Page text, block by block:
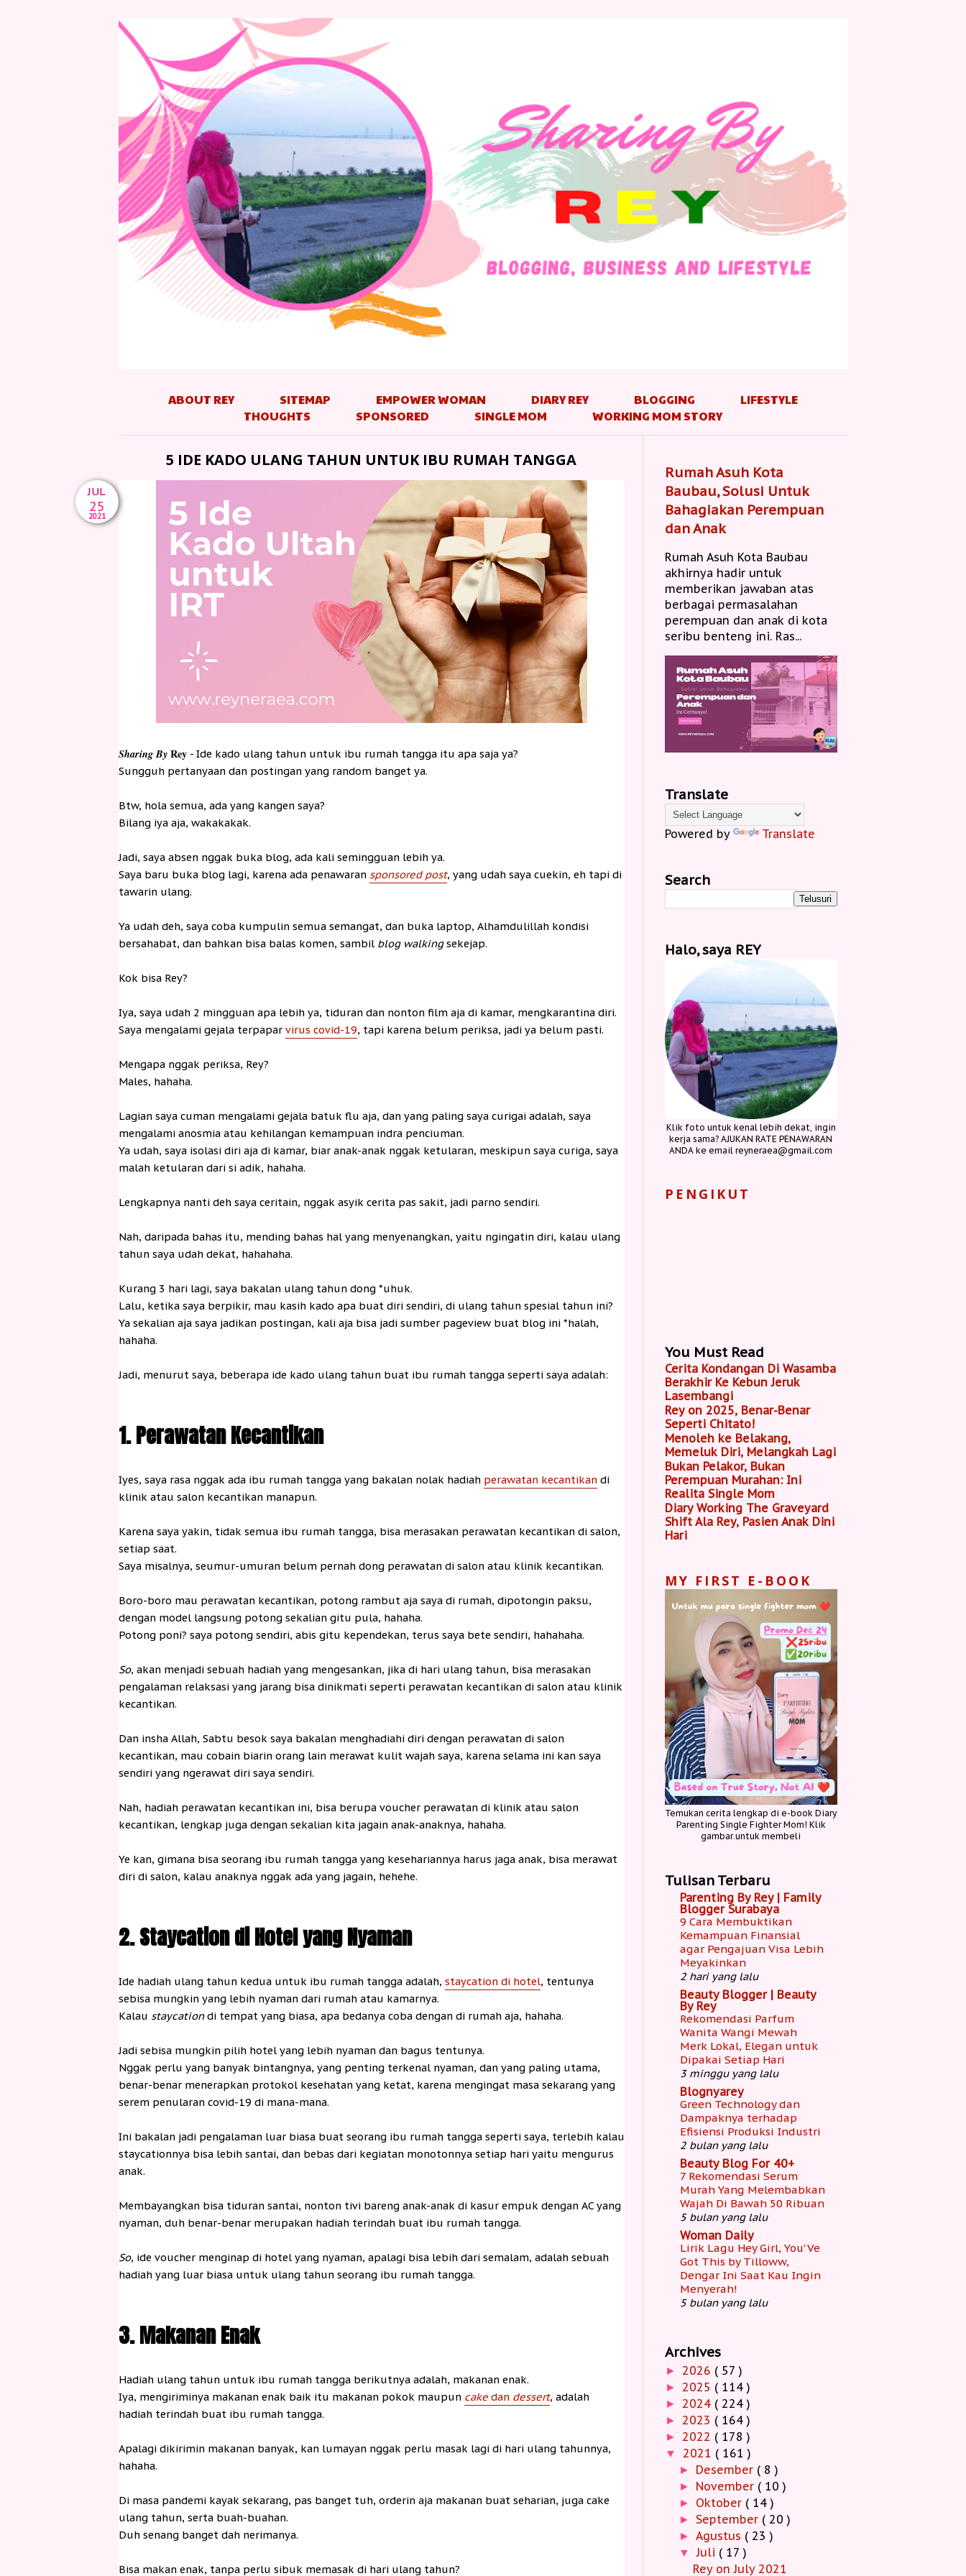
ABOUT REY SITEMAP EMPOWER WOMAN DIARY REY BLOGGING
LIFESTYLE
THOUGHTS
SPONSORED SINGLE MOM WORKING MOM STORY
5 IDE KADO ULANG TAHUN UNTUK IBU RUMAH TANGGA
JUL
25
2021
Sharing ByRey- Ide kado ulang tahun untuk ibu rumah tangga itu apa saja ya?
Sungguh pertanyaan dan postingan yang random banget ya.
Btw, hola semua, ada yang kangen saya?
Bilang iya aja, wakakakak.
Jadi, saya absen nggak buka blog, ada kali semingguan lebih ya.
Saya baru buka blog lagi, karena ada penawaran sponsored post, yang udah saya cuekin, eh tapi di
tawarin ulang.
Ya udah deh, saya coba kumpulin semua semangat, dan buka laptop, Alhamdulillah kondisi
bersahabat, dan bahkan bisa balas komen, sambil blog walkingsekejap.
Kok bisa Rey?
Iya, saya udah 2 mingguan apa lebih ya, tiduran dan nonton film aja di kamar, mengkarantina diri.
Saya mengalami gejala terpapar virus covid-19, tapi karena belum periksa, jadi ya belum pasti.
Mengapa nggak periksa, Rey?
Males, hahaha.
Lagian saya cuman mengalami gejala batuk flu aja, dan yang paling saya curigai adalah, saya
mengalami anosmia atau kehilangan kemampuan indra penciuman.
Ya udah, saya isolasi diri aja di kamar, biar anak-anak nggak ketularan, meskipun saya curiga, saya
malah ketularan dari si adik, hahaha.
Lengkapnya nanti deh saya ceritain, nggak asyik cerita pas sakit, jadi parno sendiri.
Nah, daripada bahas itu, mending bahas hal yang menyenangkan, yaitu ngingatin diri, kalau ulang
tahun saya udah dekat, hahahaha.
Kurang 3 hari lagi, saya bakalan ulang tahun dong *uhuk.
Lalu, ketika saya berpikir, mau kasih kado apa buat diri sendiri, di ulang tahun spesial tahun ini?
Ya sekalian aja saya jadikan postingan, kali aja bisa jadi sumber pageview buat blog ini *halah,
hahaha.
Jadi, menurut saya, beberapa ide kado ulang tahun buat ibu rumah tangga seperti saya adalah:
1. Perawatan Kecantikan
Iyes, saya rasa nggak ada ibu rumah tangga yang bakalan nolak hadiah perawatan kecantikandi
klinik atau salon kecantikan manapun.
Karena saya yakin, tidak semua ibu rumah tangga, bisa merasakan perawatan kecantikan di salon,
setiap saat.
Saya misalnya, seumur-umuran belum pernah dong perawatan di salon atau klinik kecantikan.
Boro-boro mau perawatan kecantikan, potong rambut aja saya di rumah, dipotongin paksu,
dengan model langsung potong sekalian gitu pula, hahaha.
Potong poni? saya potong sendiri, abis gitu kependekan, terus saya bete sendiri, hahahaha.
So, akan menjadi sebuah hadiah yang mengesankan, jika di hari ulang tahun, bisa merasakan
pengalaman relaksasi yang jarang bisa dinikmati seperti perawatan kecantikan di salon atau klinik
kecantikan.
Dan insha Allah, Sabtu besok saya bakalan menghadiahi diri dengan perawatan di salon
kecantikan, mau cobain biarin orang lain merawat kulit wajah saya, karena selama ini kan saya
sendiri yang ngerawat diri saya sendiri.
Nah, hadiah perawatan kecantikan ini, bisa berupa voucher perawatan di klinik atau salon
kecantikan, lengkap juga dengan sekalian kita jagain anak-anaknya, hahaha.
Ye kan, gimana bisa seorang ibu rumah tangga yang kesehariannya harus jaga anak, bisa merawat
diri di salon, kalau anaknya nggak ada yang jagain, hehehe.
2. Staycation di Hotel yang Nyaman
Ide hadiah ulang tahun kedua untuk ibu rumah tangga adalah, staycation di hotel, tentunya
sebisa mungkin yang lebih nyaman dari rumah atau kamarnya.
Kalau staycationdi tempat yang biasa, apa bedanya coba dengan di rumah aja, hahaha.
Jadi sebisa mungkin pilih hotel yang lebih nyaman dan bagus tentunya.
Nggak perlu yang banyak bintangnya, yang penting terkenal nyaman, dan yang paling utama,
benar-benar menerapkan protokol kesehatan yang ketat, karena mengingat masa sekarang yang
serem penularan covid-19 di mana-mana.
Ini bakalan jadi pengalaman luar biasa buat seorang ibu rumah tangga seperti saya, terlebih kalau
staycationnya bisa lebih santai, dan bebas dari kegiatan monotonnya setiap hari yaitu mengurus
anak.
Membayangkan bisa tiduran santai, nonton tivi bareng anak-anak di kasur empuk dengan AC yang
nyaman, duh benar-benar merupakan hadiah terindah buat ibu rumah tangga.
So, ide voucher menginap di hotel yang nyaman, apalagi bisa lebih dari semalam, adalah sebuah
hadiah yang luar biasa untuk ulang tahun seorang ibu rumah tangga.
3. Makanan Enak
Hadiah ulang tahun untuk ibu rumah tangga berikutnya adalah, makanan enak.
Iya, mengiriminya makanan enak baik itu makanan pokok maupun cake dan dessert, adalah
hadiah terindah buat ibu rumah tangga.
Apalagi dikirimin makanan banyak, kan lumayan nggak perlu masak lagi di hari ulang tahunnya,
hahaha.
Di masa pandemi kayak sekarang, pas banget tuh, orderin aja makanan buat seharian, juga cake
ulang tahun, serta buah-buahan.
Duh senang banget dah nerimanya.
Bisa makan enak, tanpa perlu sibuk memasak di hari ulang tahun?
Rumah Asuh Kota
Baubau, Solusi Untuk
Bahagiakan Perempuan
dan Anak
Rumah Asuh Kota Baubau
akhirnya hadir untuk
memberikan jawaban atas
berbagai permasalahan
perempuan dan anak di kota
seribu benteng ini. Ras...
Translate
Powered by Translate
Search
Halo, saya REY
Klik foto untuk kenal lebih dekat, ingin
kerja sama? AJUKAN RATE PENAWARAN
ANDA ke email reyneraea@gmail.com
PENGIKUT
You Must Read
Cerita Kondangan Di Wasamba
Berakhir Ke Kebun Jeruk
Lasembangi
Rey on 2025, Benar-Benar
Seperti Chitato!
Menoleh ke Belakang,
Memeluk Diri, Melangkah Lagi
Bukan Pelakor, Bukan
Perempuan Murahan: Ini
Realita Single Mom
Diary Working The Graveyard
Shift Ala Rey, Pasien Anak Dini
Hari
MY FIRST E-BOOK
Temukan cerita lengkap di e-book Diary
Parenting Single Fighter Mom! Klik
gambar untuk membeli
Tulisan Terbaru
Parenting By Rey | Family
Blogger Surabaya
9 Cara Membuktikan
Kemampuan Finansial
agar Pengajuan Visa Lebih
Meyakinkan
2 hari yang lalu
Beauty Blogger | Beauty
By Rey
Rekomendasi Parfum
Wanita Wangi Mewah
Merk Lokal, Elegan untuk
Dipakai Setiap Hari
3 minggu yang lalu
Blognyarey
Green Technology dan
Dampaknya terhadap
Efisiensi Produksi Industri
2 bulan yang lalu
Beauty Blog For 40+
7 Rekomendasi Serum
Murah Yang Melembabkan
Wajah Di Bawah 50 Ribuan
5 bulan yang lalu
Woman Daily
Lirik Lagu Hey Girl, You'Ve
Got This by Tilloww,
Dengar Ini Saat Kau Ingin
Menyerah!
5 bulan yang lalu
Archives
► 2026 ( 57 )
► 2025 ( 114 )
► 2024 ( 224 )
► 2023 ( 164 )
► 2022 ( 178 )
▼ 2021 ( 161 )
► Desember ( 8 )
► November ( 10 )
► Oktober ( 14 )
► September ( 20 )
► Agustus ( 23 )
▼ Juli ( 17 )
Rey on July 2021